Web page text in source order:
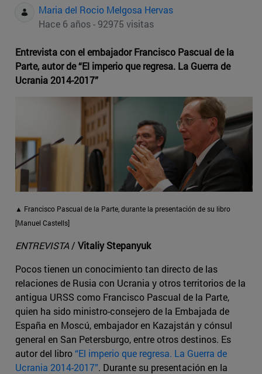
Maria del Rocio Melgosa Hervas
Hace 6 años - 92975 visitas
Entrevista con el embajador Francisco Pascual de la
Parte, autor de “El imperio que regresa. La Guerra de
Ucrania 2014-2017”
▲ Francisco Pascual de la Parte, durante la presentación de su libro
[Manuel Castells]
ENTREVISTA / Vitaliy Stepanyuk
Pocos tienen un conocimiento tan directo de las
relaciones de Rusia con Ucrania y otros territorios de la
antigua URSS como Francisco Pascual de la Parte,
quien ha sido ministro-consejero de la Embajada de
España en Moscú, embajador en Kazajstán y cónsul
general en San Petersburgo, entre otros destinos. Es
autor del libro“El imperio que regresa. La Guerra de
Ucrania 2014-2017”. Durante su presentación en la